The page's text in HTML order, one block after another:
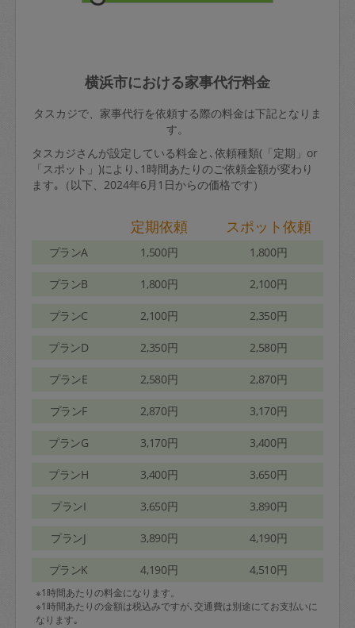
横浜市における家事代行料金
タスカジで、家事代行を依頼する際の料金は下記となりま
す。
タスカジさんが設定している料金と､依頼種類(「定期」or
「スポット」)により､1時間あたりのご依頼金額が変わり
ます｡（以下、2024年6月1日からの価格です）
定期依頼 スポット依頼
プランA 1,500円 1,800円
プランB 1,800円 2,100円
プランC 2,100円 2,350円
プランD 2,350円 2,580円
プランE 2,580円 2,870円
プランF 2,870円 3,170円
プランG 3,170円 3,400円
プランH 3,400円 3,650円
プランI 3,650円 3,890円
プランJ 3,890円 4,190円
プランK 4,190円 4,510円
※1時間あたりの料金になります。
※1時間あたりの金額は税込みですが､交通費は別途にてお支払いに
なります｡